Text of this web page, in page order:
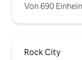
Von 690
Rock City